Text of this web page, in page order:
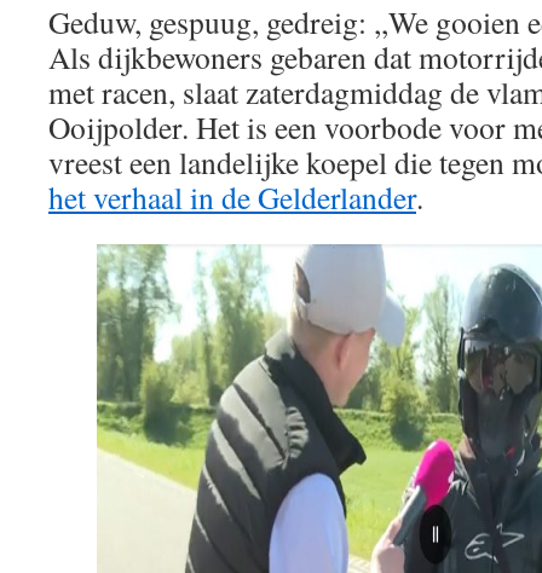
Geduw, gespuug, gedreig: ,,We gooien
Als dijkbewoners gebaren dat
met racen, slaat zaterdagmiddag de
Ooijpolder. Het is een voorbode voor
vreest een landelijke koepel die tegen
het verhaal in de Gelderlander.